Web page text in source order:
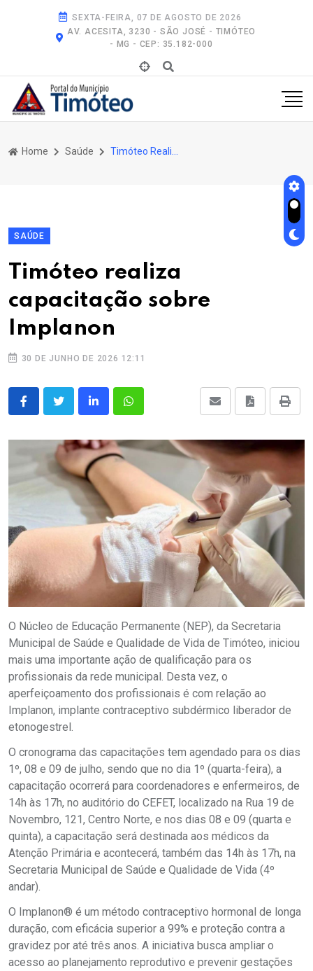
SEXTA-FEIRA, 07 DE AGOSTO DE 2026
AV. ACESITA, 3230 - SÃO JOSÉ - TIMÓTEO
- MG - CEP: 35.182-000
Home Saúde
SAÚDE
Timóteo realiza
capacitação sobre
Implanon
30 DE JUNHO DE 2026 12:11
O Núcleo de Educação Permanente (NEP), da Secretaria
Municipal de Saúde e Qualidade de Vida de Timóteo, iniciou
mais uma importante ação de qualificação para os
profissionais da rede municipal. Desta vez, o
aperfeiçoamento dos profissionais é com relação ao
Implanon, implante contraceptivo subdérmico liberador de
etonogestrel.
O cronograma das capacitações tem agendado para os dias
1º, 08 e 09 de julho, sendo que no dia 1º (quarta-feira), a
capacitação ocorrerá para coordenadores e enfermeiros, de
14h às 17h, no auditório do CEFET, localizado na Rua 19 de
Novembro, 121, Centro Norte, e nos dias 08 e 09 (quarta e
quinta), a capacitação será destinada aos médicos da
Atenção Primária e acontecerá, também das 14h às 17h, na
Secretaria Municipal de Saúde e Qualidade de Vida (4º
andar).
O Implanon® é um método contraceptivo hormonal de longa
duração, com eficácia superior a 99% e proteção contra a
gravidez por até três anos. A iniciativa busca ampliar o
acesso ao planejamento reprodutivo e prevenir gestações